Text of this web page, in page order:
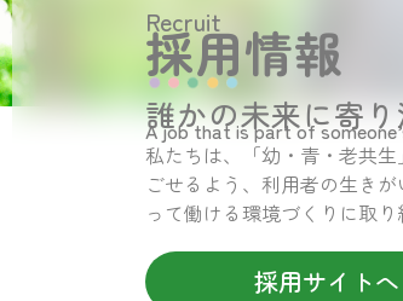
Recruit
採用情報
誰かの未来に寄
A job that is part of
私たちは、「幼・青・老共
ごせるよう、利用者の生き
って働ける環境づくりに取り
採用サイトへ